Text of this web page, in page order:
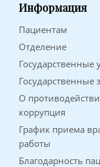
Информация
Пациентам
Отделение
Государственные
Государственные
О
коррупция
График приема
работы
Благодарность